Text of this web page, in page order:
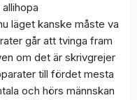
läget kanske måste va
går att tvinga fram
om det är skrivgrejer
till fördet mesta
och hörs männskan